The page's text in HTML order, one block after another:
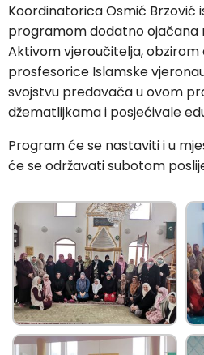
Koordinatorica Osmić Brzović
programom dodatno ojačana
Aktivom vjeroučitelja, obzirom
prosfesorice Islamske
svojstvu predavača u ovom
džematlijkama i posjećivale
Program će se nastaviti i u
će se održavati subotom